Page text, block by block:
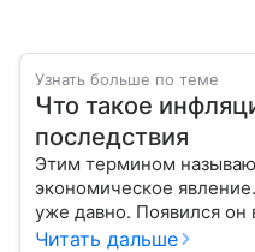
Узнать больше по теме
Что такое
последствия
Этим термином
экономическое
уже давно. Появился он
что эти составляющие
Читать дальше